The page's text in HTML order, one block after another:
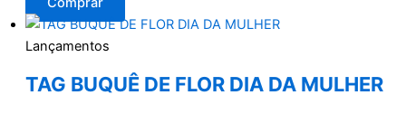
Lançamentos
TAG BUQUÊ DE FLOR DIA DA MULHER